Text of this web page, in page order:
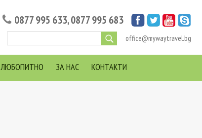
0877 995 633,0877 995 683
office@mywaytravel.bg
ЛЮБОПИТНО ЗА НАС КОНТАКТИ